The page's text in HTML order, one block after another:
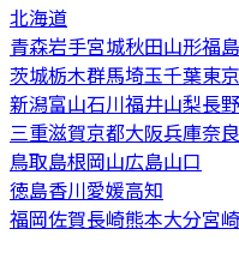
北海道
青森岩手宮城秋田山形福島
茨城栃木群馬埼玉千葉東京
新潟富山石川福井山梨長野
三重滋賀京都大阪兵庫奈良
鳥取島根岡山広島山口
徳島香川愛媛高知
福岡佐賀長崎熊本大分宮崎